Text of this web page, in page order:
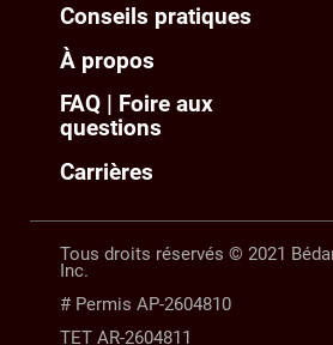
Conseils pratiques
À propos
FAQ | Foire aux
questions
Carrières
Tous droits réservés © 2021
Inc.
# Permis AP-2604810
TET AR-2604811